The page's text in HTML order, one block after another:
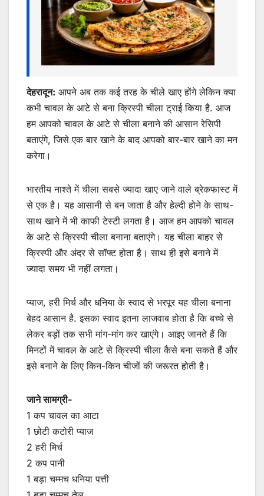
देहरादून: आपने अब तक कई तरह के चीले खाए होंगे लेकिन क्या
कभी चावल के आटे से बना क्रिस्पी चीला ट्राई किया है. आज
हम आपको चावल के आटे से चीला बनाने की आसान रेसिपी
बताएंगे, जिसे एक बार खाने के बाद आपको बार-बार खाने का मन
करेगा।
भारतीय नाश्ते में चीला सबसे ज्यादा खाए जाने वाले ब्रेकफास्ट में
से एक है। यह आसानी से बन जाता है और हेल्दी होने के साथ-
साथ खाने में भी काफी टेस्टी लगता है। आज हम आपको चावल
के आटे से क्रिस्पी चीला बनाना बताएंगे। यह चीला बाहर से
क्रिस्पी और अंदर से सॉफ्ट होता है। साथ ही इसे बनाने में
ज्यादा समय भी नहीं लगता।
प्याज, हरी मिर्च और धनिया के स्वाद से भरपूर यह चीला बनाना
बेहद आसान है. इसका स्वाद इतना लाजवाब होता है कि बच्चे से
लेकर बड़ों तक सभी मांग-मांग कर खाएंगे। आइए जानते हैं कि
मिनटों में चावल के आटे से क्रिस्पी चीला कैसे बना सकते हैं और
इसे बनाने के लिए किन-किन चीजों की जरूरत होती है।
जाने सामग्री-
1 कप चावल का आटा
1 छोटी कटोरी प्याज
2 हरी मिर्च
2 कप पानी
1 बड़ा चम्मच धनिया पत्ती